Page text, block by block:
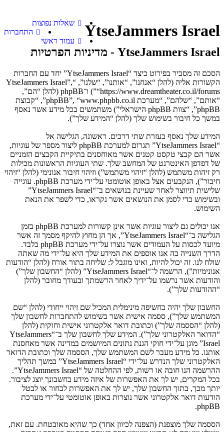
YtseJammers Israel
שאלות נפוצות
התחברות
עמוד ראשי
YtseJammers Israel - מדיניות הפרטיות
הסכם זה מסביר בפירוט כיצד “YtseJammers Israel” יחד עם החברות
הקשורות אליה (להלן “אנחנו”, “אותנו”, “שלנו”, “YtseJammers Israel”,
“https://www.dreamtheater.co.il/forums”) ו־phpBB (להלן “הם”,
“אותם”, “שלהם”, “מערכת phpBB”, “www.phpbb.co.il”, “קבוצת
phpBB”, “צוות phpBB הישראלי”) משתמשים בכל מידע אשר נאסף
במשך כל חיבור בשימוש שלך (להלן “המידע שלך”).
המידע שלך נאסף בעזרת שתי דרכים. ראשונה, הגלישה אל
“YtseJammers Israel” תגרום למערכת phpBB ליצור מספר של עוגיות,
אשר הם קבצי טקסט קטנים אשר מאוחסנים בתיקיית הקבצים הזמניים
של דפדפן האינטרנט של המחשב שלך. שתי העוגיות הראשונות מכילות
רק זיהות משתמש (להלן “זיהוי משתמש”) וזיהוי חיבור אנונימי (להלן “זיהוי
חיבור”), הנקבעים אצל באופן אוטומטי על־ידי מערכת phpBB. עוגייה
שלישית תיווצר לאחר שעיינת בנושאים ב־“YtseJammers Israel”
ובשימוש כדי לסמן את הנושאים אשר נקראו, כדי לשפר את הנאת
השימוש.
אנו יכולים גם ליצור עוגיות אשר אינן קשורות למערכת phpBB בזמן
הגלישה ב־“YtseJammers Israel”, אך הן מחוץ להיקף מסמך זה אשר
מיועד לכסות על העמודים אשר נוצרו על־ידי מערכת phpBB בלבד.
הדרך השנייה בה אנו אוספים את המידע שלך היא על־ידי מה שאתה
שולח לנו. זה יכול להיות, ואינו מוגבל ל: שליחה בתור אורח (להלן “הודעות
אנונימיות”), הרשמה ל־“YtseJammers Israel” (להלן “החשבון שלך”)
והודעות אשר נרשמו על־ידיך לאחר הרשמתך ובעודך מחובר (להלן
“ההודעות שלך”).
החשבון שלך יהיה בחשיפה מינימלית המכיל שם זיהוי ייחודי (להלן “שם
המשתמש שלך”), ססמה אישית אשר בשימוש להתחברות לחשבון שלך
(להלן “הססמה שלך”) וכתובת דואר אלקטרוני אישית וחוקית (להלן
“הדואר האלקטרוני שלך”). המידע שלך לחשבון שלך ב־“YtseJammers
Israel” מוגן על־ידי חוקי הגנת נתונים המיושמים במדינה אשר מאחסנת
אותנו. כל מידע מעבר לשם המשתמש שלך, הססמה שלך וכתובת הדואר
האלקטרוני שלך הנדרש על־ידי “YtseJammers Israel” במשך תהליך
ההרשמה הנו חובה או רשות, לפי ההחלטה של “YtseJammers Israel”.
בכל המקרים, יש לך את האפשרות של איזה מידע בחשבונך יוצג לציבור.
יותך מכך, בתוך החשבון שלך, יש לך את האפשרות לבחור או לבטל
הודעות דואר אלקטרוני אשר נוצרות באופן אוטומטי על־ידי מערכת
phpBB.
הססמה שלך מוצפנת (הצפנה לכיוון אחד) כך שהיא מאובטחת. עם זאת,